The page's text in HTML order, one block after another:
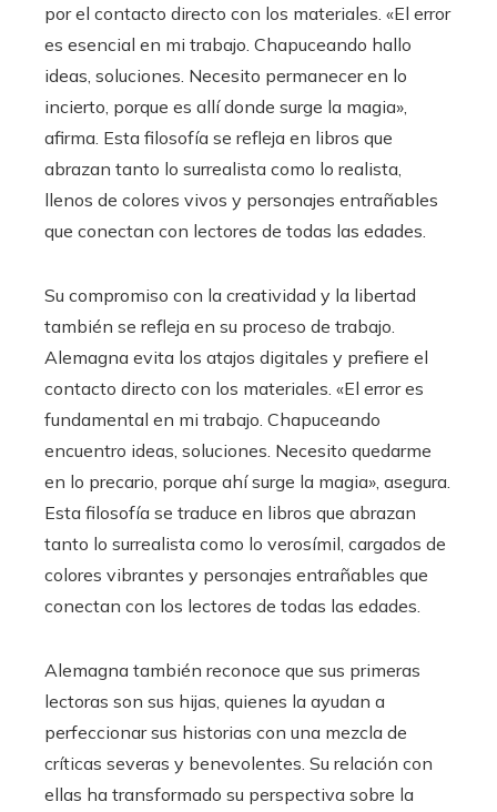
por el contacto directo con los materiales. «El error
es esencial en mi trabajo. Chapuceando hallo
ideas, soluciones. Necesito permanecer en lo
incierto, porque es allí donde surge la magia»,
afirma. Esta filosofía se refleja en libros que
abrazan tanto lo surrealista como lo realista,
llenos de colores vivos y personajes entrañables
que conectan con lectores de todas las edades.
Su compromiso con la creatividad y la libertad
también se refleja en su proceso de trabajo.
Alemagna evita los atajos digitales y prefiere el
contacto directo con los materiales. «El error es
fundamental en mi trabajo. Chapuceando
encuentro ideas, soluciones. Necesito quedarme
en lo precario, porque ahí surge la magia», asegura.
Esta filosofía se traduce en libros que abrazan
tanto lo surrealista como lo verosímil, cargados de
colores vibrantes y personajes entrañables que
conectan con los lectores de todas las edades.
Alemagna también reconoce que sus primeras
lectoras son sus hijas, quienes la ayudan a
perfeccionar sus historias con una mezcla de
críticas severas y benevolentes. Su relación con
ellas ha transformado su perspectiva sobre la